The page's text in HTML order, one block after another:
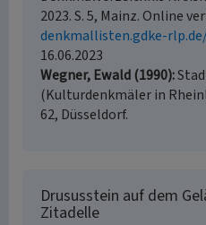
2023. S. 5, Mainz. Online
denkmallisten.gdke-
16.06.2023
Wegner, Ewald (1990)
(Kulturdenkmäler in
62, Düsseldorf.
Drususstein auf dem
Zitadelle